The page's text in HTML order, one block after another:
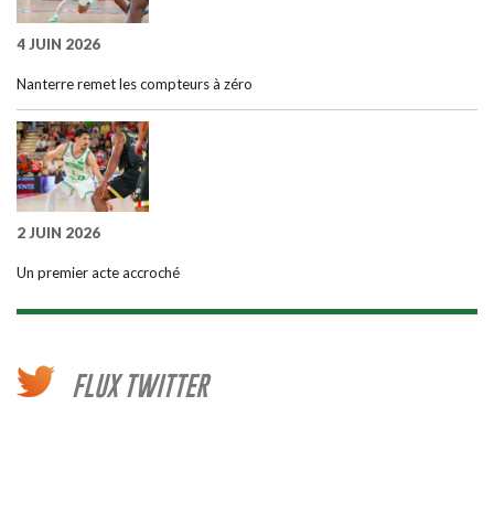
4 JUIN 2026
Nanterre remet les compteurs à zéro
2 JUIN 2026
Un premier acte accroché
FLUX TWITTER